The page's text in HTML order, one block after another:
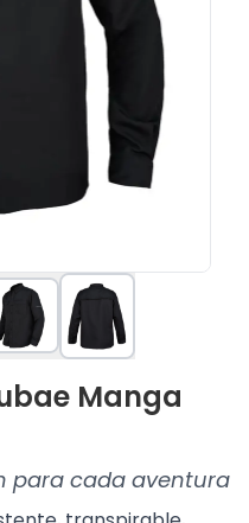
Manga
para cada aventura